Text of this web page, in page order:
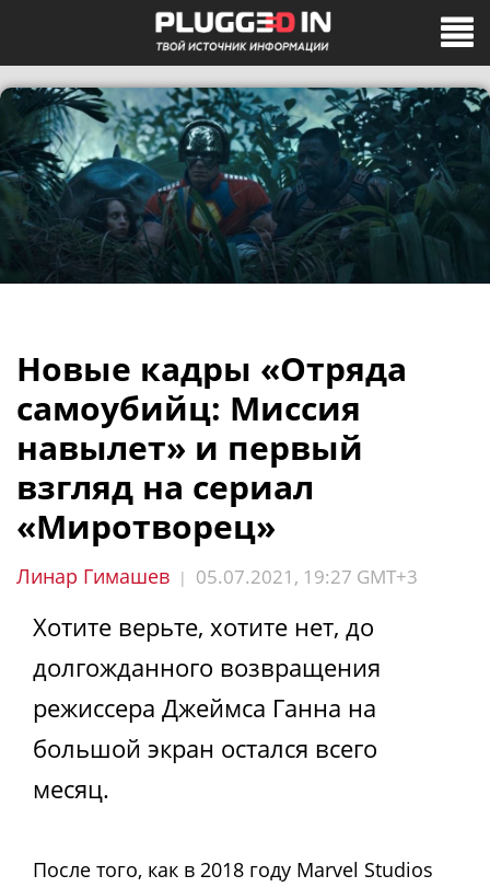
Новые кадры «Отряда
самоубийц: Миссия
навылет» и первый
взгляд на сериал
«Миротворец»
Линар Гимашев | 05.07.2021, 19:27 GMT+3
Хотите верьте, хотите нет, до
долгожданного возвращения
режиссера Джеймса Ганна на
большой экран остался всего
месяц.
После того, как в 2018 году Marvel Studios